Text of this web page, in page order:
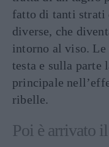
fatto di tanti strati
diverse, che
intorno al viso.
testa e sulla parte
principale
ribelle.
Poi è arrivato